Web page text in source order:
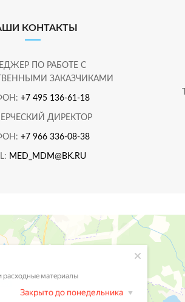
КОНТАКТЫ
ПО РАБОТЕ С
ЗАКАЗЧИКАМИ
+7 495 136-61-18
ДИРЕКТОР
+7 966 336-08-38
MED_MDM@BK.RU